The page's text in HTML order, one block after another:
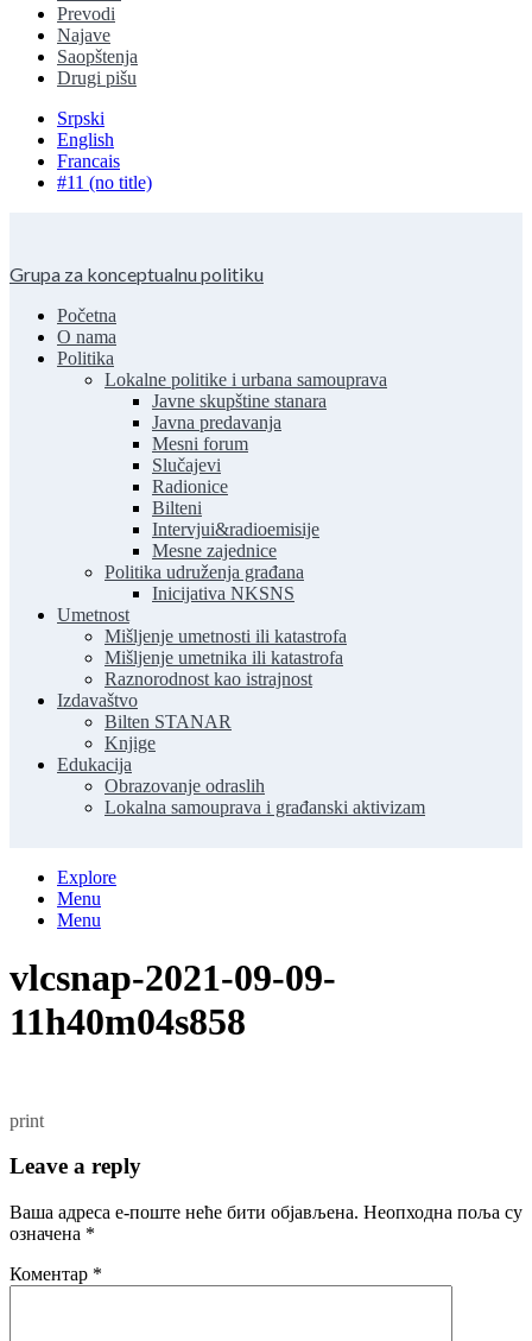
Prevodi
Najave
Saopštenja
Drugi pišu
Srpski
English
Francais
#11 (no title)
Grupa za konceptualnu politiku
Početna
O nama
Politika
Lokalne politike i urbana samouprava
Javne skupštine stanara
Javna predavanja
Mesni forum
Slučajevi
Radionice
Bilteni
Intervjui&radioemisije
Mesne zajednice
Politika udruženja građana
Inicijativa NKSNS
Umetnost
Mišljenje umetnosti ili katastrofa
Mišljenje umetnika ili katastrofa
Raznorodnost kao istrajnost
Izdavaštvo
Bilten STANAR
Knjige
Edukacija
Obrazovanje odraslih
Lokalna samouprava i građanski aktivizam
Explore
Menu
Menu
vlcsnap-2021-09-09-
11h40m04s858
print
Leave a reply
Ваша адреса е-поште неће бити објављена. Неопходна поља су
означена *
Коментар *